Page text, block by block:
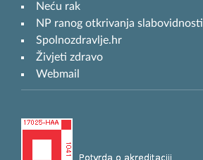
Neću rak
NP ranog otkrivanja slabovidnosti
Spolnozdravlje.hr
Živjeti zdravo
Webmail